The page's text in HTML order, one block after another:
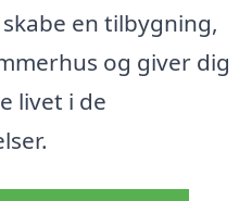
en tilbygning,
og giver dig
livet i de